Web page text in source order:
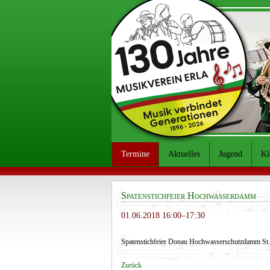
Termine Aktuelles Jugend
Spatenstichfeier Hochwasserdamm
01.06.2018 16:00–17:30
Spatenstichfeier Donau Hochwasserschutzdamm
Zurück